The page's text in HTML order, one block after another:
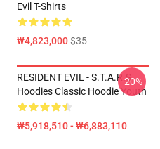
Evil T-Shirts
₩4,823,000$35
RESIDENT EVIL - S.T.A.R.S
Hoodies Classic Hoodie Youth
₩5,918,510 - ₩6,883,110
-20%